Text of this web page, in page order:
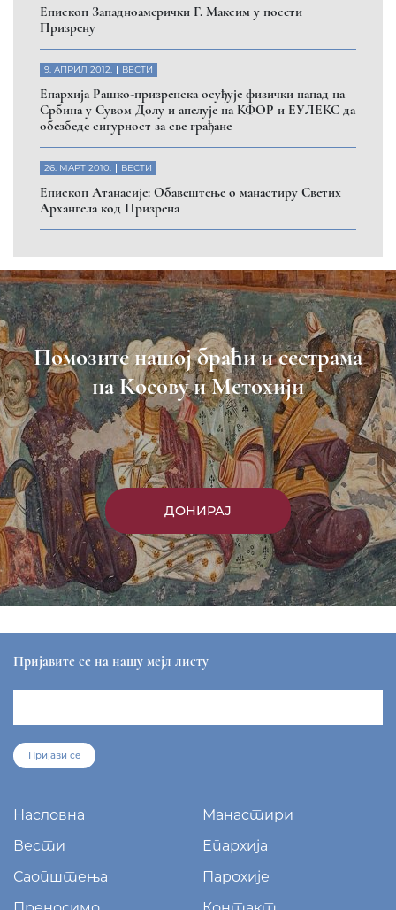
Eпископ Западноамерички Г. Максим у посети
Призрену
9. АПРИЛ 2012. ВЕСТИ
Eпархија Рашко-призренска осуђује физички напад на
Србина у Сувом Долу и апелује на КФОР и ЕУЛЕКС да
обезбеде сигурност за све грађане
26. МАРТ 2010. ВЕСТИ
Eпископ Атанасије: Обавештење о манастиру Светих
Архангела код Призрена
Помозите нашој браћи и сестрама
на Косову и Метохији
ДОНИРАЈ
Пријавите се на нашу мејл листу
Пријави се
Насловна
Манастири
Вести
Епархија
Саопштења
Парохије